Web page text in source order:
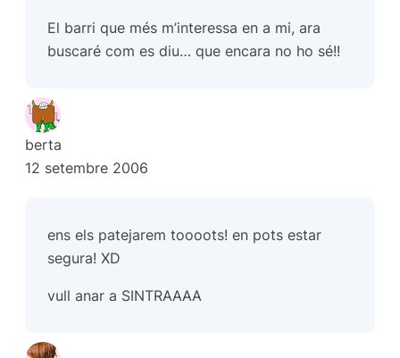
El barri que més m’interessa en a mi, ara
buscaré com es diu… que encara no ho sé!!
berta
12 setembre 2006
ens els patejarem toooots! en pots estar
segura! XD
vull anar a SINTRAAAA